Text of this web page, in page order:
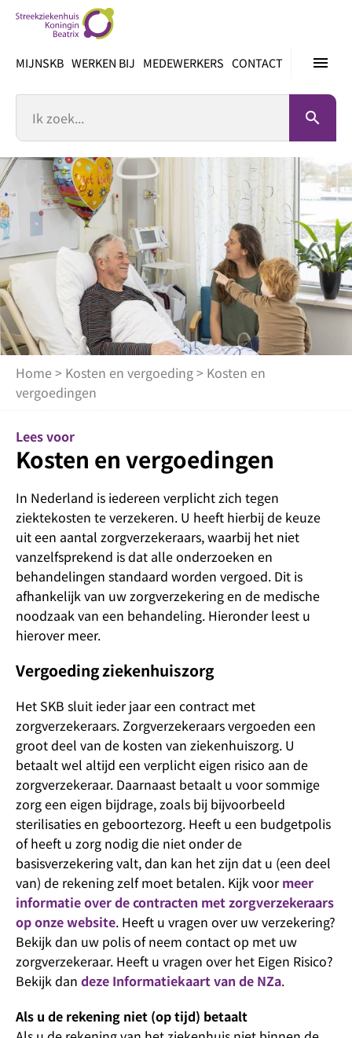
inhoud
menu
MIJNSKB WERKEN BIJ MEDEWERKERS CONTACT
search
Home > Kosten en vergoeding> Kosten en
vergoedingen
Lees voor
Kosten en vergoedingen
In Nederland is iedereen verplicht zich tegen
ziektekosten te verzekeren. U heeft hierbij de keuze
uit een aantal zorgverzekeraars, waarbij het niet
vanzelfsprekend is dat alle onderzoeken en
behandelingen standaard worden vergoed. Dit is
afhankelijk van uw zorgverzekering en de medische
noodzaak van een behandeling. Hieronder leest u
hierover meer.
Vergoeding ziekenhuiszorg
Het SKB sluit ieder jaar een contract met
zorgverzekeraars. Zorgverzekeraars vergoeden een
groot deel van de kosten van ziekenhuiszorg. U
betaalt wel altijd een verplicht eigen risico aan de
zorgverzekeraar. Daarnaast betaalt u voor sommige
zorg een eigen bijdrage, zoals bij bijvoorbeeld
sterilisaties en geboortezorg. Heeft u een budgetpolis
of heeft u zorg nodig die niet onder de
basisverzekering valt, dan kan het zijn dat u (een deel
van) de rekening zelf moet betalen. Kijk voormeer
informatie over de contracten met zorgverzekeraars
op onze website. Heeft u vragen over uw verzekering?
Bekijk dan uw polis of neem contact op met uw
zorgverzekeraar. Heeft u vragen over het Eigen Risico?
Bekijk dan deze Informatiekaart van de NZa.
Als u de rekening niet (op tijd) betaalt